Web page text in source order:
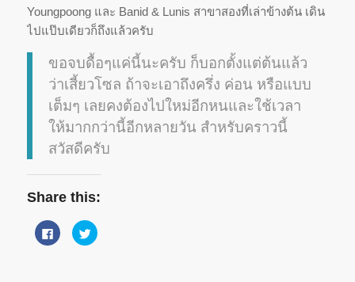
Youngpoong และ Banid & Lunis สาขาสองที่เล่าข้างต้น เดิน
ไปแป๊บเดียวก็ถึงแล้วครับ
ขอจบดื้อๆแค่นี้นะครับ ก็บอกตั้งแต่ต้นแล้ว
ว่าเสี้ยวโซล ถ้าจะเอาถึงครึ่ง ค่อน หรือแบบ
เต็มๆ เลยคงต้องไปใหม่อีกหนและใช้เวลา
ให้มากกว่านี้อีกหลายวัน สำหรับคราวนี้
สวัสดีครับ
Share this:
Click
to
share
Click
to